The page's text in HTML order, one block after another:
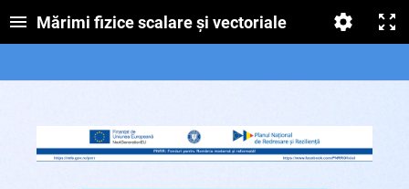
Mărimi fizice scalare și vectoriale